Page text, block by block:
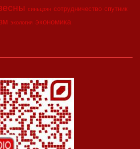
синьцзян сотрудничество спутник
экология экономика